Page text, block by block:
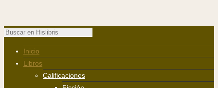
Inicio
Libros
Calificaciones